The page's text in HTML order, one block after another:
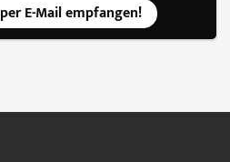
E-Mail empfangen!